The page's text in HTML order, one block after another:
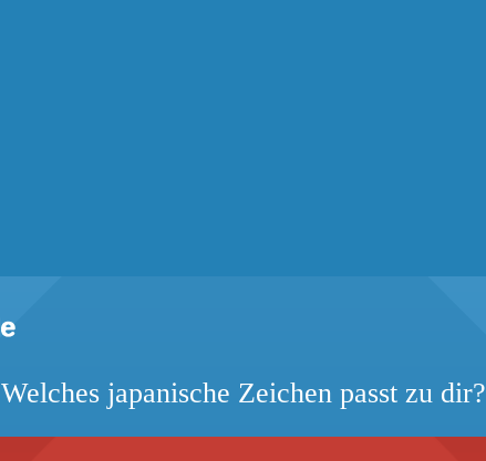
Welches japanische Zeichen passt zu dir?